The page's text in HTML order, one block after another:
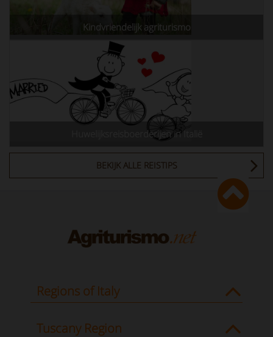
Kindvriendelijk agriturismo
Huwelijksreisboerderijen in Italië
BEKIJK ALLE REISTIPS
Regions of Italy
Tuscany Region